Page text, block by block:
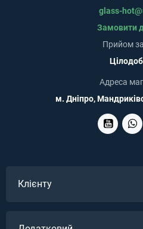
glass-
Замовити
Прийом
Адреса
м. Дніпро,
Клієнту